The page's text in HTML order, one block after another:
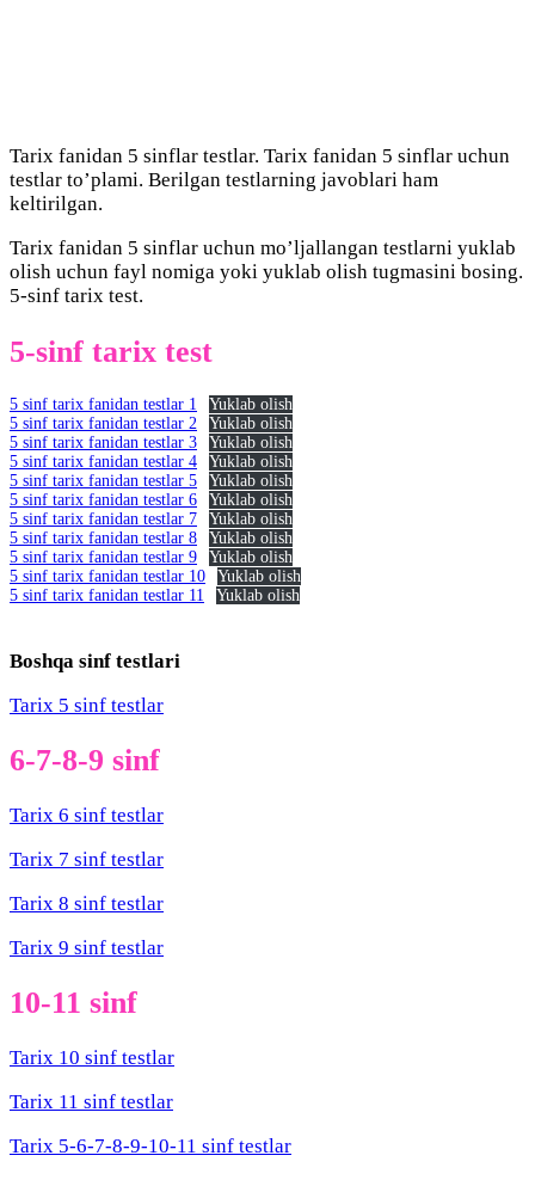
Tarix fanidan 5 sinflar testlar. Tarix fanidan 5 sinflar uchun
testlar to’plami. Berilgan testlarning javoblari ham
keltirilgan.
Tarix fanidan 5 sinflar uchun mo’ljallangan testlarni yuklab
olish uchun fayl nomiga yoki yuklab olish tugmasini bosing.
5-sinf tarix test.
5-sinf tarix test
5 sinf tarix fanidan testlar 1
Yuklab olish
5 sinf tarix fanidan testlar 2
Yuklab olish
5 sinf tarix fanidan testlar 3
Yuklab olish
5 sinf tarix fanidan testlar 4
Yuklab olish
5 sinf tarix fanidan testlar 5
Yuklab olish
5 sinf tarix fanidan testlar 6
Yuklab olish
5 sinf tarix fanidan testlar 7
Yuklab olish
5 sinf tarix fanidan testlar 8
Yuklab olish
5 sinf tarix fanidan testlar 9
Yuklab olish
5 sinf tarix fanidan testlar 10
Yuklab olish
5 sinf tarix fanidan testlar 11
Yuklab olish
Boshqa sinf testlari
Tarix 5 sinf testlar
6-7-8-9 sinf
Tarix 6 sinf testlar
Tarix 7 sinf testlar
Tarix 8 sinf testlar
Tarix 9 sinf testlar
10-11 sinf
Tarix 10 sinf testlar
Tarix 11 sinf testlar
Tarix 5-6-7-8-9-10-11 sinf testlar